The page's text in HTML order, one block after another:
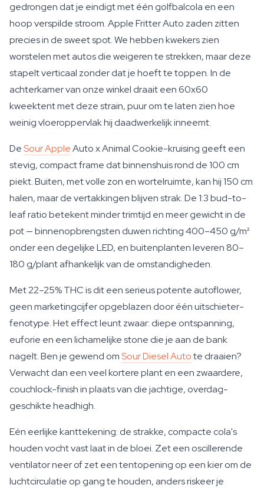
gedrongen dat je eindigt met één golfbalcola en een
hoop verspilde stroom. Apple Fritter Auto zaden zitten
precies in de sweet spot. We hebben kwekers zien
worstelen met autos die weigeren te strekken, maar deze
stapelt verticaal zonder dat je hoeft te toppen. In de
achterkamer van onze winkel draait een 60x60
kweektent met deze strain, puur om te laten zien hoe
weinig vloeroppervlak hij daadwerkelijk inneemt.
DeSour AppleAuto x Animal Cookie-kruising geeft een
stevig, compact frame dat binnenshuis rond de 100 cm
piekt. Buiten, met volle zon en wortelruimte, kan hij 150 cm
halen, maar de vertakkingen blijven strak. De 1:3 bud-to-
leaf ratio betekent minder trimtijd en meer gewicht in de
pot — binnenopbrengsten duwen richting 400–450 g/m²
onder een degelijke LED, en buitenplanten leveren 80–
180 g/plant afhankelijk van de omstandigheden.
Met 22–25% THC is dit een serieus potente autoflower,
geen marketingcijfer opgeblazen door één uitschieter-
fenotype. Het effect leunt zwaar: diepe ontspanning,
euforie en een lichamelijke stone die je aan de bank
nagelt. Ben je gewend omSour Diesel Autote draaien?
Verwacht dan een veel kortere plant en een zwaardere,
couchlock-finish in plaats van die jachtige, overdag-
geschikte headhigh.
Eén eerlijke kanttekening: de strakke, compacte cola's
houden vocht vast laat in de bloei. Zet een oscillerende
ventilator neer of zet een tentopening op een kier om de
luchtcirculatie op gang te houden, anders riskeer je